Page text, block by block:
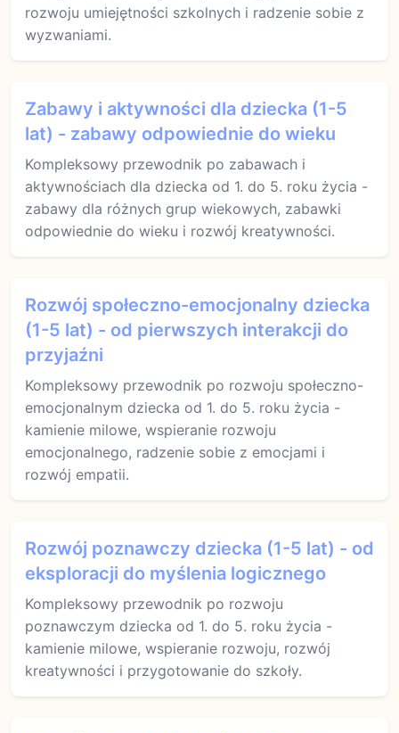
rozwoju umiejętności szkolnych i radzenie sobie z
wyzwaniami.
Zabawy i aktywności dla dziecka (1-5
lat) - zabawy odpowiednie do wieku
Kompleksowy przewodnik po zabawach i
aktywnościach dla dziecka od 1. do 5. roku życia -
zabawy dla różnych grup wiekowych, zabawki
odpowiednie do wieku i rozwój kreatywności.
Rozwój społeczno-emocjonalny dziecka
(1-5 lat) - od pierwszych interakcji do
przyjaźni
Kompleksowy przewodnik po rozwoju społeczno-
emocjonalnym dziecka od 1. do 5. roku życia -
kamienie milowe, wspieranie rozwoju
emocjonalnego, radzenie sobie z emocjami i
rozwój empatii.
Rozwój poznawczy dziecka (1-5 lat) - od
eksploracji do myślenia logicznego
Kompleksowy przewodnik po rozwoju
poznawczym dziecka od 1. do 5. roku życia -
kamienie milowe, wspieranie rozwoju, rozwój
kreatywności i przygotowanie do szkoły.